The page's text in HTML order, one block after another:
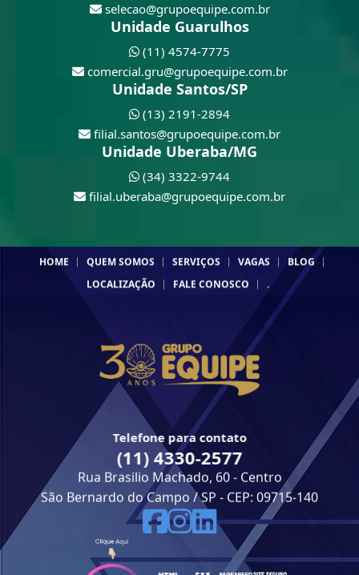
selecao@grupoequipe.com.br
Unidade Guarulhos
(11) 4574-7775
comercial.gru@grupoequipe.com.br
Unidade Santos/SP
(13) 2191-2894
filial.santos@grupoequipe.com.br
Unidade Uberaba/MG
(34) 3322-9744
filial.uberaba@grupoequipe.com.br
HOME QUEM SOMOS SERVIÇOS VAGAS
BLOG
LOCALIZAÇÃO
FALE CONOSCO .
Telefone para contato
(11) 4330-2577
Rua Brasilio Machado, 60 - Centro
São Bernardo do Campo / SP - CEP: 09715-140